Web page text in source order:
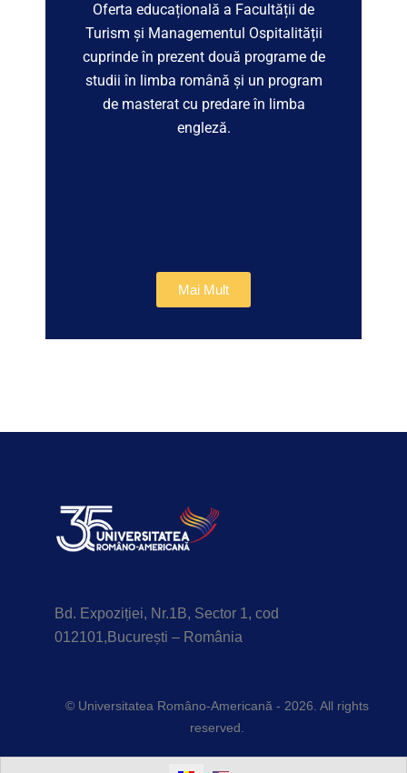
Oferta educațională a Facultății de
Turism și Managementul Ospitalității
cuprinde în prezent două programe de
studii în limba română și un program
de masterat cu predare în limba
engleză.
Mai Mult
Bd. Expoziției, Nr.1B, Sector 1, cod
012101,București – România
© Universitatea Româno-Americană - 2026. All rights
reserved.